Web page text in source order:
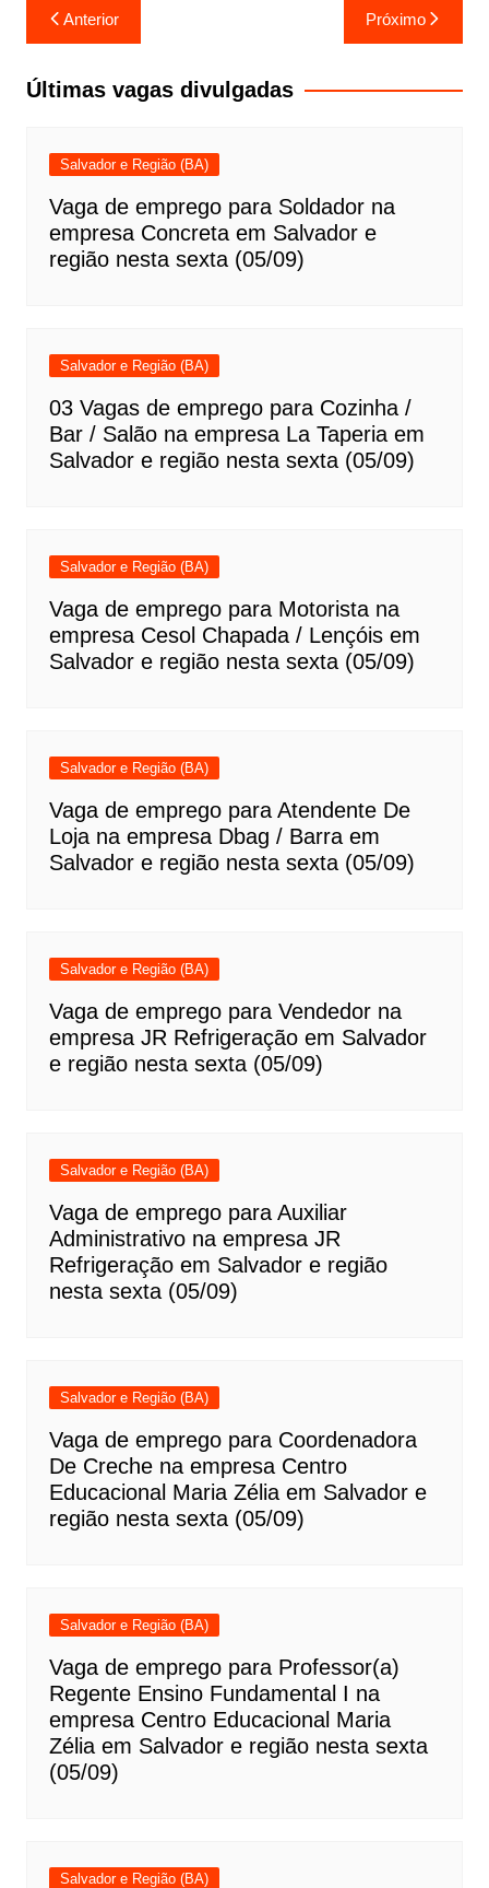
Navegação
de
Post
Anterior Próximo
Últimas vagas divulgadas
Salvador e Região (BA)
Vaga de emprego para Soldador na
empresa Concreta em Salvador e
região nesta sexta (05/09)
Salvador e Região (BA)
03 Vagas de emprego para Cozinha /
Bar / Salão na empresa La Taperia em
Salvador e região nesta sexta (05/09)
Salvador e Região (BA)
Vaga de emprego para Motorista na
empresa Cesol Chapada / Lençóis em
Salvador e região nesta sexta (05/09)
Salvador e Região (BA)
Vaga de emprego para Atendente De
Loja na empresa Dbag / Barra em
Salvador e região nesta sexta (05/09)
Salvador e Região (BA)
Vaga de emprego para Vendedor na
empresa JR Refrigeração em Salvador
e região nesta sexta (05/09)
Salvador e Região (BA)
Vaga de emprego para Auxiliar
Administrativo na empresa JR
Refrigeração em Salvador e região
nesta sexta (05/09)
Salvador e Região (BA)
Vaga de emprego para Coordenadora
De Creche na empresa Centro
Educacional Maria Zélia em Salvador e
região nesta sexta (05/09)
Salvador e Região (BA)
Vaga de emprego para Professor(a)
Regente Ensino Fundamental I na
empresa Centro Educacional Maria
Zélia em Salvador e região nesta sexta
(05/09)
Salvador e Região (BA)